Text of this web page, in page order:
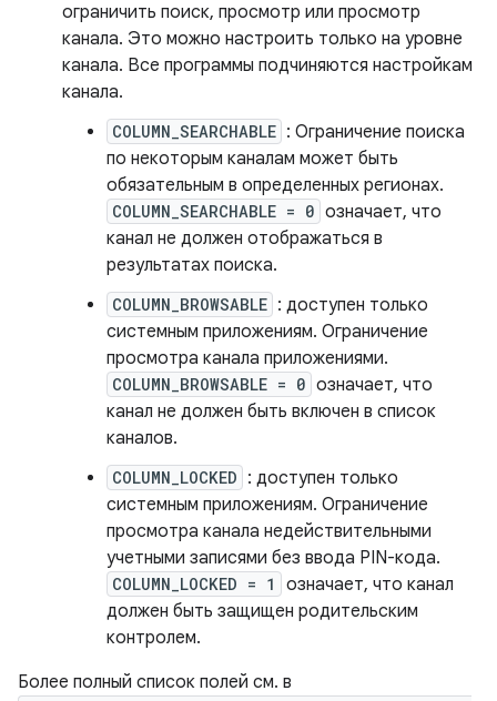
ограничить поиск, просмотр или просмотр
канала. Это можно настроить только на уровне
канала. Все программы подчиняются настройкам
канала.
COLUMN_SEARCHABLE : Ограничение поиска
по некоторым каналам может быть
обязательным в определенных регионах.
COLUMN_SEARCHABLE = 0 означает, что
канал не должен отображаться в
результатах поиска.
COLUMN_BROWSABLE : доступен только
системным приложениям. Ограничение
просмотра канала приложениями.
COLUMN_BROWSABLE = 0 означает, что
канал не должен быть включен в список
каналов.
COLUMN_LOCKED : доступен только
системным приложениям. Ограничение
просмотра канала недействительными
учетными записями без ввода PIN-кода.
COLUMN_LOCKED = 1
означает, что канал
должен быть защищен родительским
контролем.
Более полный список полей см. в